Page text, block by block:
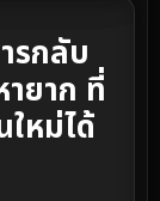
รกลับ
ยาก ที่
หม่ได้